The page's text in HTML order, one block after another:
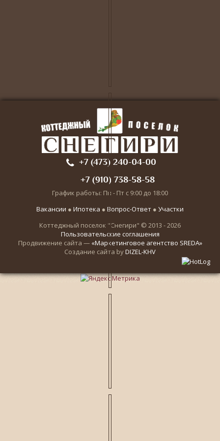
+7 (473) 240-04-00
+7 (910) 738-58-58
График работы: Пн - Пт с 9:00 до 18:00
Вакансии ● Ипотека ● Вопрос-Ответ ● Участки
Коттеджный поселок "Снегири" © 2013 - 2026
Пользовательские соглашения
Продвижение сайта — «Маркетинговое агентство SREDA»
Создание сайта byDIZEL-KHV